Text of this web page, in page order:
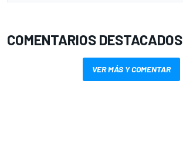
COMENTARIOS DESTACADOS
VER MÁS Y COMENTAR